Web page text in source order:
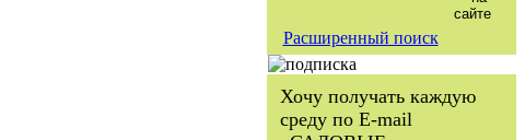
Расширенный поиск
Хочу получать каждую
среду по E-mail